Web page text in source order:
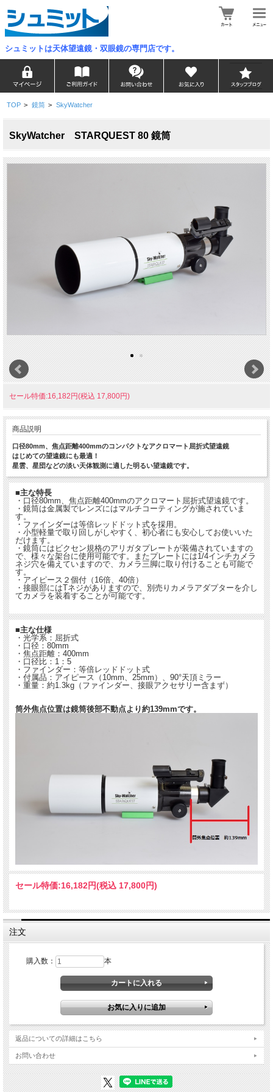
シュミットは天体望遠鏡・双眼鏡の専門店です。
TOP > 鏡筒 > SkyWatcher
SkyWatcher STARQUEST 80 鏡筒
セール特価:16,182円(税込 17,800円)
商品説明
口径80mm、焦点距離400mmのコンパクトなアクロマート屈折式望遠鏡
はじめての望遠鏡にも最適！
星雲、星団などの淡い天体観測に適した明るい望遠鏡です。
■主な特長
・口径80mm、焦点距離400mmのアクロマート屈折式望遠鏡です。
・鏡筒は金属製でレンズにはマルチコーティングが施されていま
す。
・ファインダーは等倍レッドドット式を採用。
・小型軽量で取り回しがしやすく、初心者にも安心してお使いいた
だけます。
・鏡筒にはビクセン規格のアリガタプレートが装備されていますの
で、様々な架台に使用可能です。またプレートには1/4インチカメラ
ネジ穴を備えていますので、カメラ三脚に取り付けることも可能で
す。
・アイピース２個付（16倍、40倍）
・接眼部にはTネジがありますので、別売りカメラアダプターを介し
てカメラを装着することが可能です。
■主な仕様
・光学系：屈折式
・口径：80mm
・焦点距離：400mm
・口径比：1：5
・ファインダー：等倍レッドドット式
・付属品：アイピース（10mm、25mm）、90°天頂ミラー
・重量：約1.3kg（ファインダー、接眼アクセサリー含まず）
筒外焦点位置は鏡筒後部不動点より約139mmです。
セール特価:16,182円(税込 17,800円)
注文
購入数： 本
返品についての詳細はこちら
お問い合わせ